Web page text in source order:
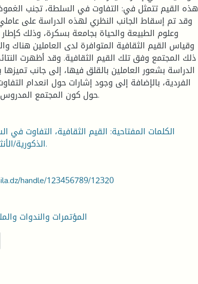
هذه القيم تتمثل في: التفاوت في السلطة، تجنب
وقد تم إسقاط الجانب النظري لهذه الدراسة على
وعلوم الطبيعة والحياة بجامعة بسكرة، وذلك
وقياس القيم الثقافية المتوافرة لدى العاملين
ذلك المجتمع وفق تلك القيم الثقافية. وقد أظهرت
الدراسة بشعور العاملين بالقلق فيها، إلى جانب
الفردية، بالإضافة إلى وجود إشارات حول انعدام
حول كون المجتمع المدروس ذكوريا أكثر منه أنثويا.
الكلمات المفتاحية: القيم الثقافية، التفاوت
الذكورية/الأنثوية، الفردية/الجماعية.
handle/123456789/12320
المؤتمرات والندوات